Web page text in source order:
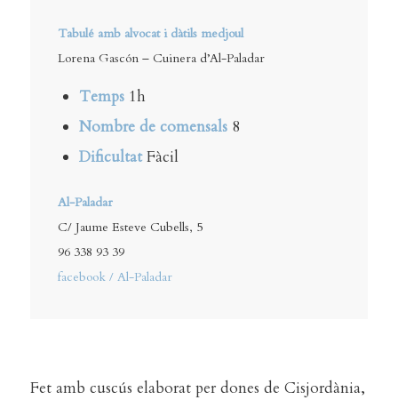
Tabulé amb alvocat i dàtils medjoul
Lorena Gascón – Cuinera d’Al-Paladar
Temps 1h
Nombre de comensals8
DificultatFàcil
Al-Paladar
C/ Jaume Esteve Cubells, 5
96 338 93 39
facebook / Al-Paladar
Fet amb cuscús elaborat per dones de Cisjordània,